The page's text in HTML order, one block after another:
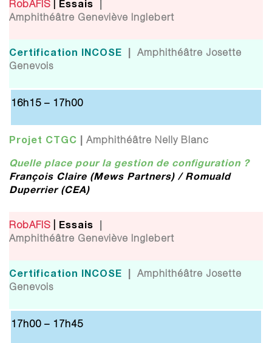
RobAFIS Essais |
Amphithéâtre Geneviève Inglebert
Certification INCOSE | Amphithéâtre Josette
Genevois
16h15 – 17h00
Projet CTGC | Amphithéâtre Nelly Blanc
Quelle place pour la gestion de configuration ?
François Claire (Mews Partners) / Romuald
Duperrier (CEA)
RobAFIS Essais |
Amphithéâtre Geneviève Inglebert
Certification INCOSE | Amphithéâtre Josette
Genevois
17h00 – 17h45